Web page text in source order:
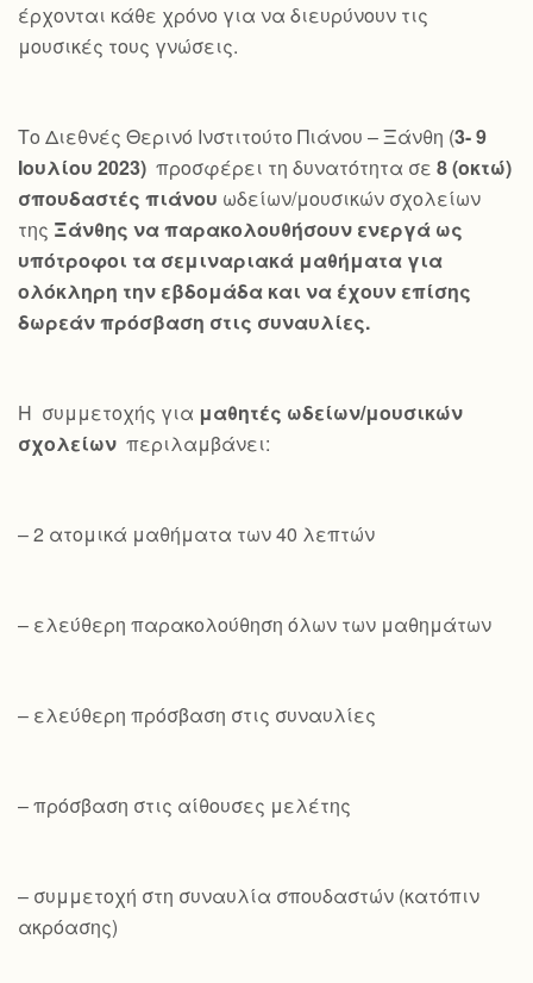
έρχονται κάθε χρόνο για να διευρύνουν τις
μουσικές τους γνώσεις.
Το Διεθνές Θερινό Ινστιτούτο Πιάνου – Ξάνθη (3- 9
Ιουλίου 2023) προσφέρει τη δυνατότητα σε 8 (οκτώ)
σπουδαστές πιάνου ωδείων/μουσικών σχολείων
της Ξάνθης να παρακολουθήσουν ενεργά ως
υπότροφοι τα σεμιναριακά μαθήματα για
ολόκληρη την εβδομάδα και να έχουν επίσης
δωρεάν πρόσβαση στις συναυλίες.
Η συμμετοχής για μαθητές ωδείων/μουσικών
σχολείων περιλαμβάνει:
– 2 ατομικά μαθήματα των 40 λεπτών
– ελεύθερη παρακολούθηση όλων των μαθημάτων
– ελεύθερη πρόσβαση στις συναυλίες
– πρόσβαση στις αίθουσες μελέτης
– συμμετοχή στη συναυλία σπουδαστών (κατόπιν
ακρόασης)